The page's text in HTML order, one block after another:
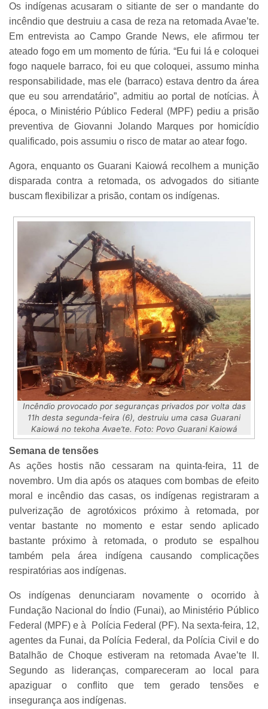
Os indígenas acusaram o sitiante de ser o mandante do
incêndio que destruiu a casa de reza na retomada Avae’te.
Em entrevista ao Campo Grande News, ele afirmou ter
ateado fogo em um momento de fúria. “Eu fui lá e coloquei
fogo naquele barraco, foi eu que coloquei, assumo minha
responsabilidade, mas ele (barraco) estava dentro da área
que eu sou arrendatário”, admitiu ao portal de notícias. À
época, o Ministério Público Federal (MPF) pediu a prisão
preventiva de Giovanni Jolando Marques por homicídio
qualificado, pois assumiu o risco de matar ao atear fogo.
Agora, enquanto os Guarani Kaiowá recolhem a munição
disparada contra a retomada, os advogados do sitiante
buscam flexibilizar a prisão, contam os indígenas.
Incêndio provocado por seguranças privados por volta das
11h desta segunda-feira (6), destruiu uma casa Guarani
Kaiowá no tekoha Avae’te. Foto: Povo Guarani Kaiowá
Semana de tensões
As ações hostis não cessaram na quinta-feira, 11 de
novembro. Um dia após os ataques com bombas de efeito
moral e incêndio das casas, os indígenas registraram a
pulverização de agrotóxicos próximo à retomada, por
ventar bastante no momento e estar sendo aplicado
bastante próximo à retomada, o produto se espalhou
também pela área indígena causando complicações
respiratórias aos indígenas.
Os indígenas denunciaram novamente o ocorrido à
Fundação Nacional do Índio (Funai), ao Ministério Público
Federal (MPF) e à Polícia Federal (PF). Na sexta-feira, 12,
agentes da Funai, da Polícia Federal, da Polícia Civil e do
Batalhão de Choque estiveram na retomada Avae’te II.
Segundo as lideranças, compareceram ao local para
apaziguar o conflito que tem gerado tensões e
insegurança aos indígenas.